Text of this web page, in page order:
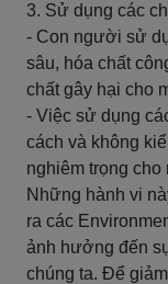
3. Sử dụng các
- Con người sử
sâu, hóa chất
chất gây hại cho
- Việc sử dụng
cách và không
nghiêm trọng
Những hành vi
ra các
ảnh hưởng đến
chúng ta. Để